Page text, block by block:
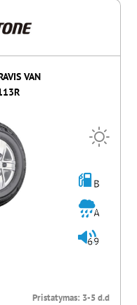
VAN
B
A
69
Pristatymas: 3-5 d.d